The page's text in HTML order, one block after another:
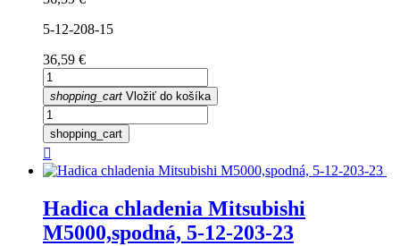
5-12-208-15
Cena
36,59 €
shopping_cart Vložiť do košíka
shopping_cart

Hadica chladenia Mitsubishi
M5000,spodná, 5-12-203-23